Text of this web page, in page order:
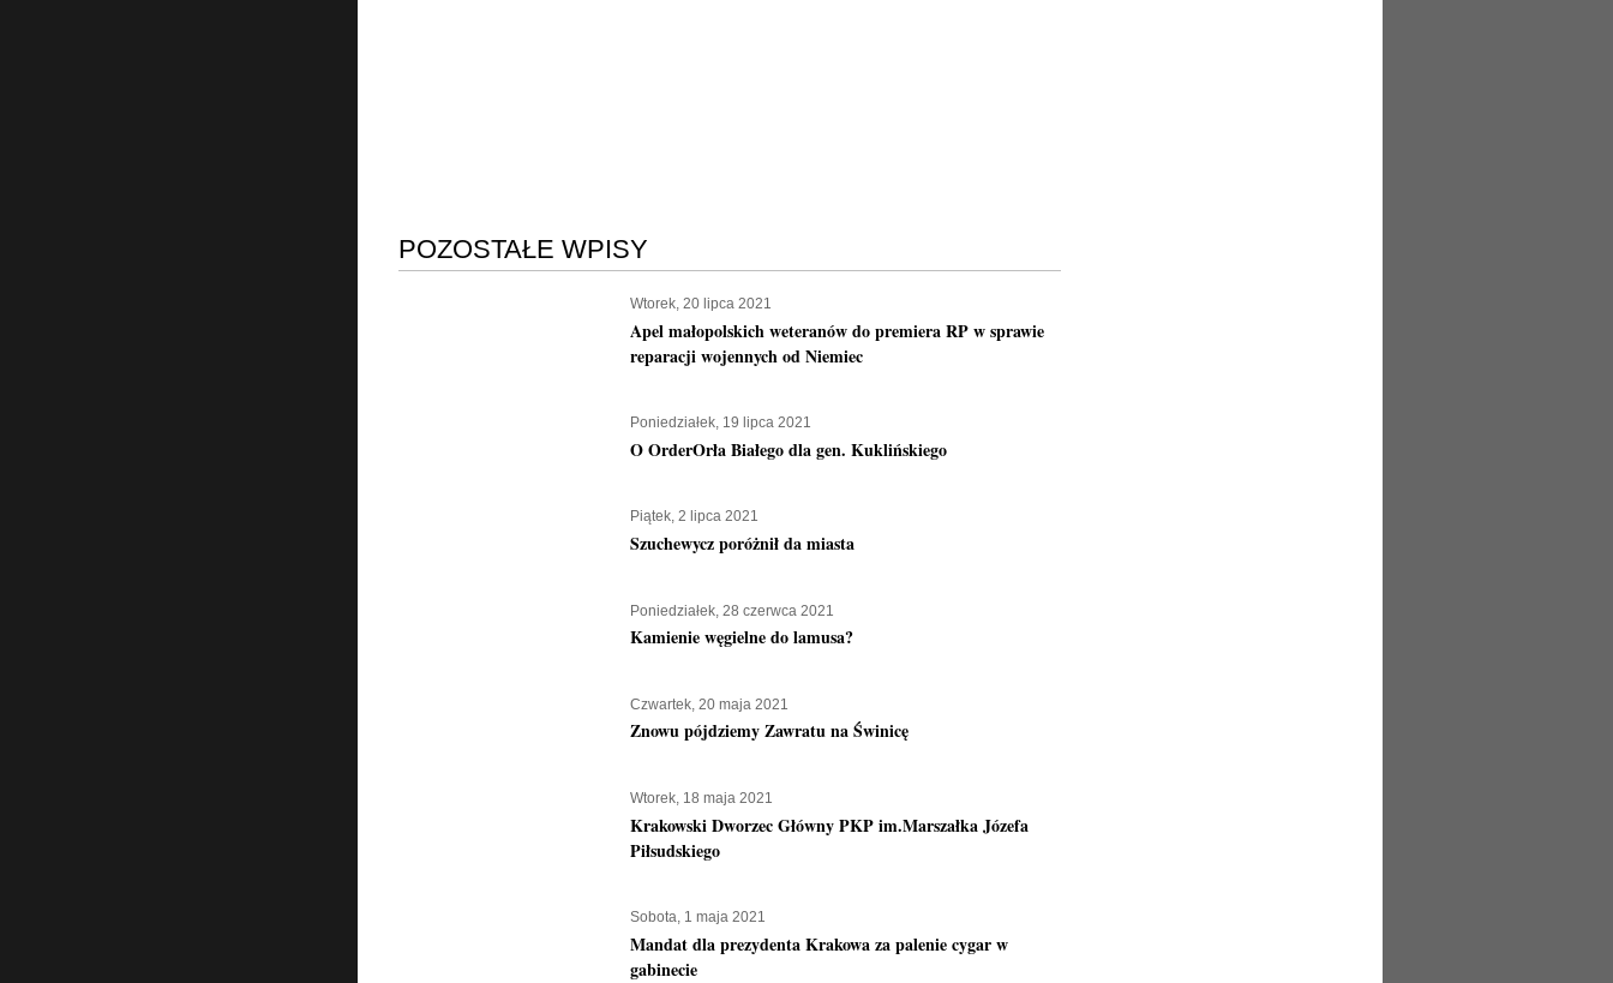
POZOSTAŁE WPISY
Wtorek, 20 lipca 2021
Apel małopolskich weteranów do premiera RP w sprawie
reparacji wojennych od Niemiec
Poniedziałek, 19 lipca 2021
O OrderOrła Białego dla gen. Kuklińskiego
Piątek, 2 lipca 2021
Szuchewycz poróżnił da miasta
Poniedziałek, 28 czerwca 2021
Kamienie węgielne do lamusa?
Czwartek, 20 maja 2021
Znowu pójdziemy Zawratu na Świnicę
Wtorek, 18 maja 2021
Krakowski Dworzec Główny PKP im.Marszałka Józefa
Piłsudskiego
Sobota, 1 maja 2021
Mandat dla prezydenta Krakowa za palenie cygar w
gabinecie